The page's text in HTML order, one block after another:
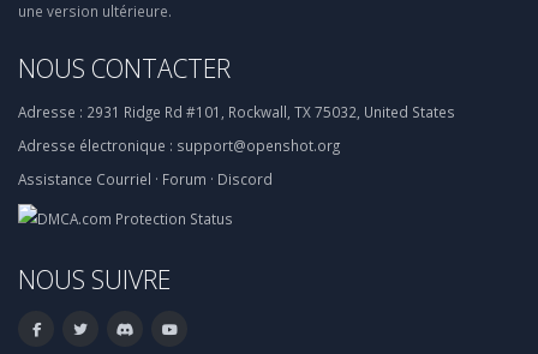
une version ultérieure.
NOUS CONTACTER
Adresse : 2931 Ridge Rd #101, Rockwall, TX 75032, United States
Adresse électronique : support@openshot.org
Assistance Courriel · Forum · Discord
NOUS SUIVRE